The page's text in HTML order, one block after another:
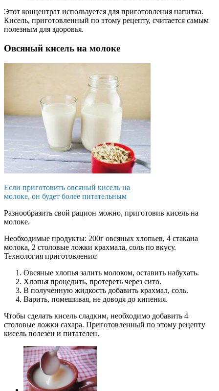
Этот концентрат используется для приготовления напитка.
Кисель, приготовленный по этому рецепту, считается самым
полезным для здоровья.
Овсяный кисель на молоке
Если приготовить овсяный кисель на
молоке, он будет более питательным
Разнообразить свой рацион можно, приготовив кисель на
молоке.
Необходимые продукты: 200г овсяных хлопьев, 4 стакана
молока, 2 столовые ложки крахмала, соль по вкусу.
Технология приготовления:
Овсяные хлопья залить молоком, оставить набухать.
Хлопья процедить, протереть через сито.
В полученную жидкость добавить крахмал, соль.
Варить, помешивая, не доводя до кипения.
Чтобы сделать кисель сладким, необходимо добавить 4
столовые ложки сахара. Приготовленный по этому рецепту
кисель полезен и питателен.